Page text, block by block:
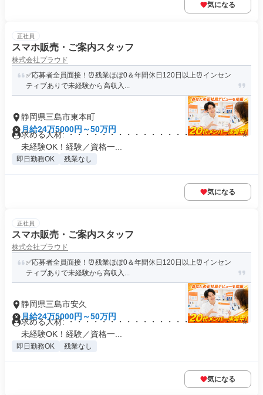
気になる
正社員
スマホ販売・ご案内スタッフ
株式会社プラウド
✅応募者全員面接！⏰残業ほぼ0＆年間休日120日以上⏰インセン
ティブありで未経験から高収入...
静岡県三島市東本町
月給24万5000円～50万円
求める人材: ・・・・・・・・・・・・・・・・・・・・・ ⭐
未経験OK！経験／資格一...
即日勤務OK 残業なし
気になる
正社員
スマホ販売・ご案内スタッフ
株式会社プラウド
✅応募者全員面接！⏰残業ほぼ0＆年間休日120日以上⏰インセン
ティブありで未経験から高収入...
静岡県三島市安久
月給24万5000円～50万円
求める人材: ・・・・・・・・・・・・・・・・・・・・・ ⭐
未経験OK！経験／資格一...
即日勤務OK 残業なし
気になる